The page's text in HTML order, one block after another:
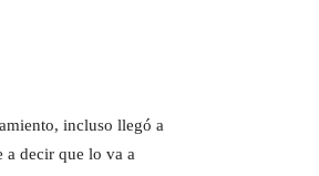
incluso llegó a
a decir que lo va a